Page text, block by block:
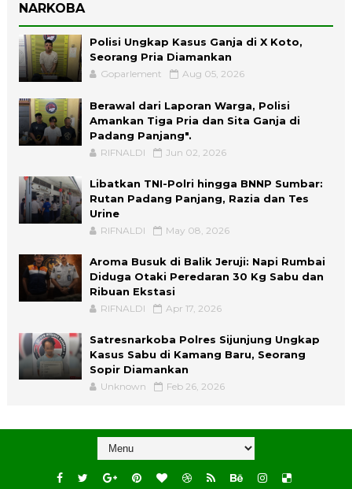
NARKOBA
Polisi Ungkap Kasus Ganja di X Koto,
Seorang Pria Diamankan
Goparlement Aug 05, 2026
Berawal dari Laporan Warga, Polisi
Amankan Tiga Pria dan Sita Ganja di
Padang Panjang".
RIFNALDI Jun 02, 2026
Libatkan TNI-Polri hingga BNNP Sumbar:
Rutan Padang Panjang, Razia dan Tes
Urine
RIFNALDI May 08, 2026
Aroma Busuk di Balik Jeruji: Napi Rumbai
Diduga Otaki Peredaran 30 Kg Sabu dan
Ribuan Ekstasi
RIFNALDI Apr 17, 2026
Satresnarkoba Polres Sijunjung Ungkap
Kasus Sabu di Kamang Baru, Seorang
Sopir Diamankan
Unknown Feb 26, 2026